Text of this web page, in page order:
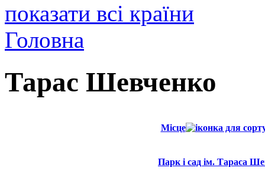
показати всі країни
Головна
Тарас Шевченко
Місце
Парк і сад ім. Тараса